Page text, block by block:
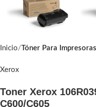
Inicio Tóner Para Impresoras
Xerox
Toner Xerox
C600/C605